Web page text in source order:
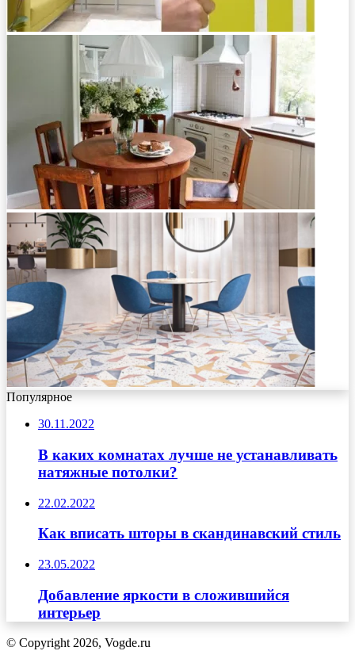
Популярное
30.11.2022
В каких комнатах лучше не устанавливать
натяжные потолки?
22.02.2022
Как вписать шторы в скандинавский стиль
23.05.2022
Добавление яркости в сложившийся
интерьер
© Copyright 2026, Vogde.ru